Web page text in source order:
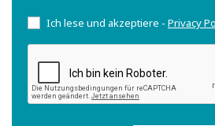
Ich lese und akzeptiere - Privacy